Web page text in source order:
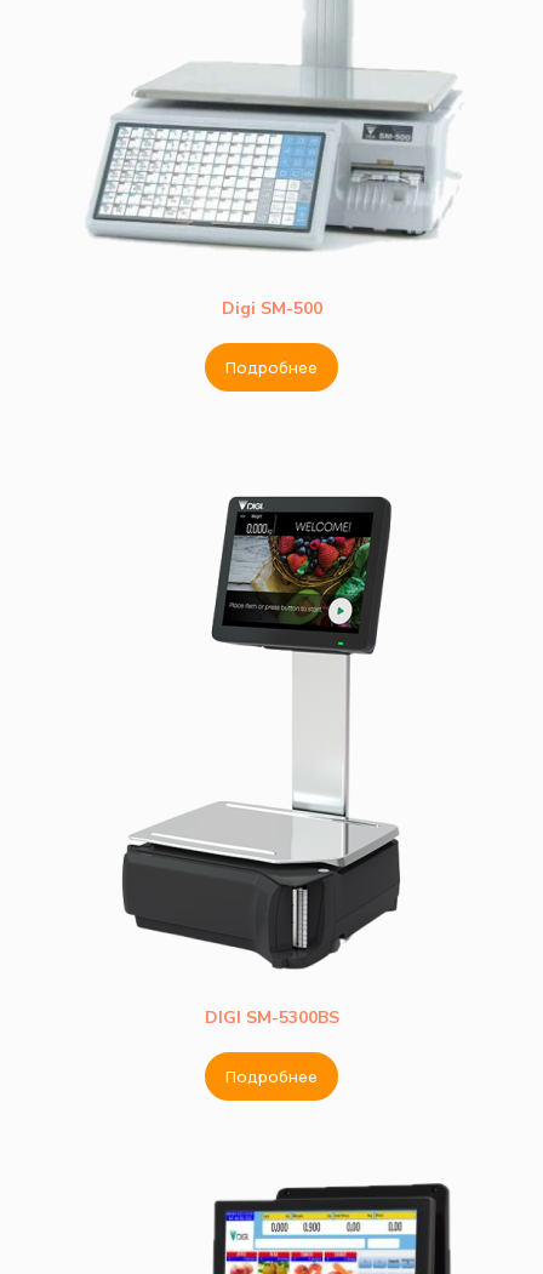
Digi SM-500
Подробнее
DIGI SM-5300BS
Подробнее